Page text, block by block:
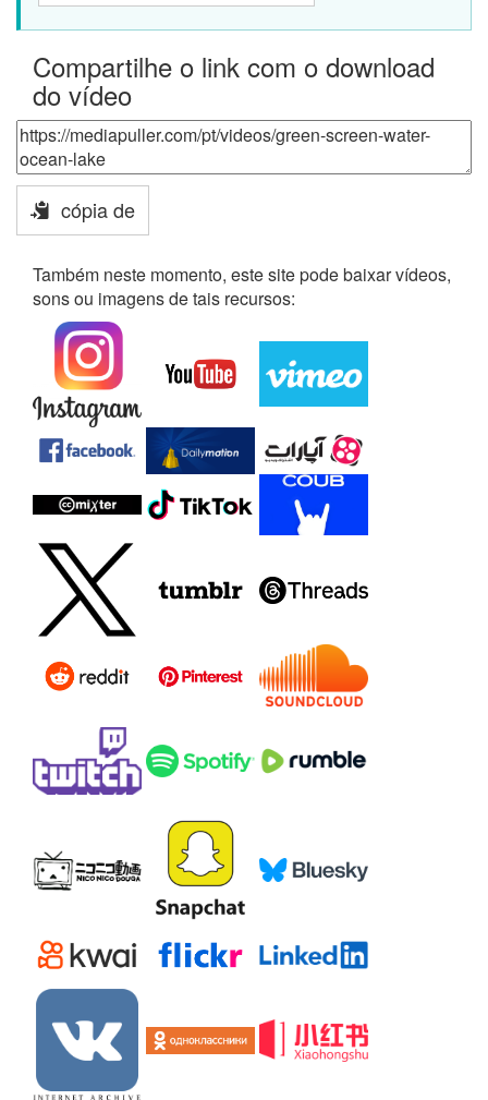
Compartilhe o link com o download
do vídeo
cópia de
Também neste momento, este site pode baixar vídeos,
sons ou imagens de tais recursos: